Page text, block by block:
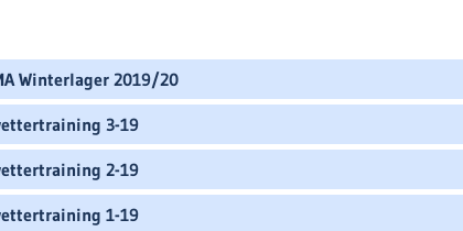
Winterlager 2019/20
3-19
2-19
1-19